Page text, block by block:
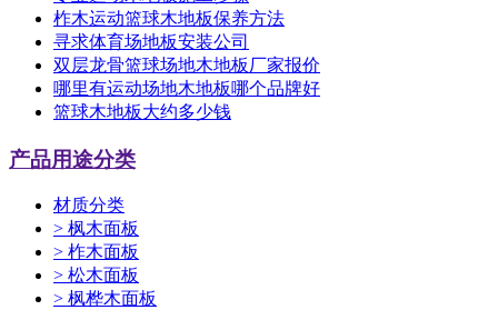
柞木运动篮球木地板保养方法
寻求体育场地板安装公司
双层龙骨篮球场地木地板厂家报价
哪里有运动场地木地板哪个品牌好
篮球木地板大约多少钱
产品用途分类
材质分类
> 枫木面板
> 柞木面板
> 松木面板
> 枫桦木面板